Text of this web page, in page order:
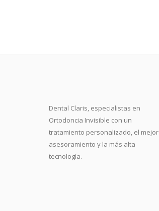
Dental Claris, especialistas en
Ortodoncia Invisible con un
tratamiento personalizado, el mejor
asesoramiento y la más alta
tecnología.